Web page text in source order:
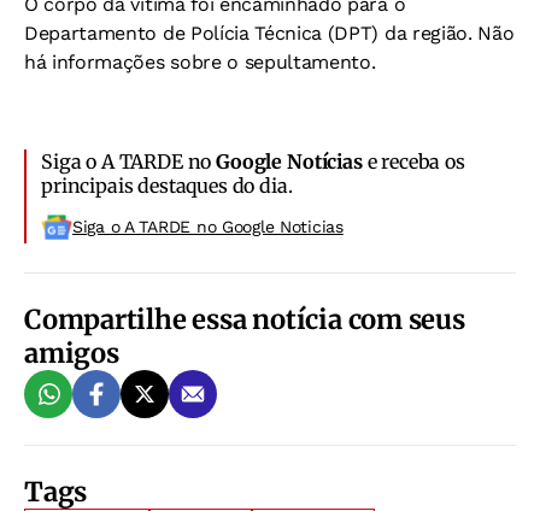
O corpo da vítima foi encaminhado para o
Departamento de Polícia Técnica (DPT) da região. Não
há informações sobre o sepultamento.
Siga o A TARDE noGoogle Notíciase receba os
principais destaques do dia.
Siga o A TARDE no Google Noticias
Compartilhe essa notícia com seus
amigos
Tags